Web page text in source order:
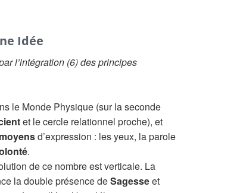
Idée
l’intégration (6) des principes
le Monde Physique (sur la seconde
et le cercle relationnel proche), et
d’expression : les yeux, la parole
.
de ce nombre est verticale. La
la double présence deSagesseet